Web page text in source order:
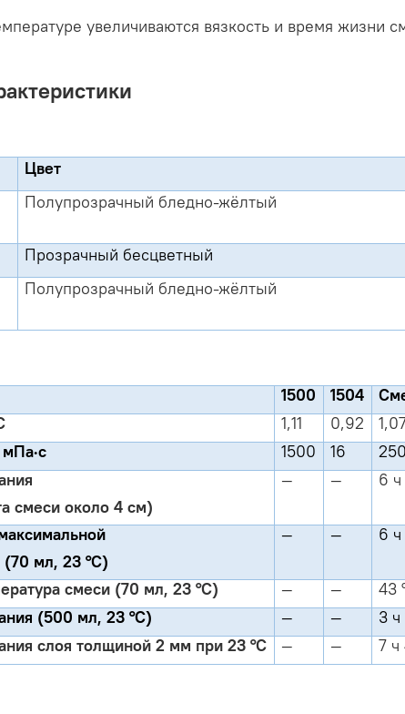
увеличиваются вязкость и время
Цвет
Полупрозрачный бледно-жёлтый
Прозрачный бесцветный
Полупрозрачный бледно-жёлтый
1500 1504
1,11 0,92
1500 16
250
смеси около 4 см)
— — 6
мл, 23 °C)
— — 6
смеси (70 мл, 23 °C) — —
43
(500 мл, 23 °C)
— —
3
слоя толщиной 2 мм при 23 °C
— — 7